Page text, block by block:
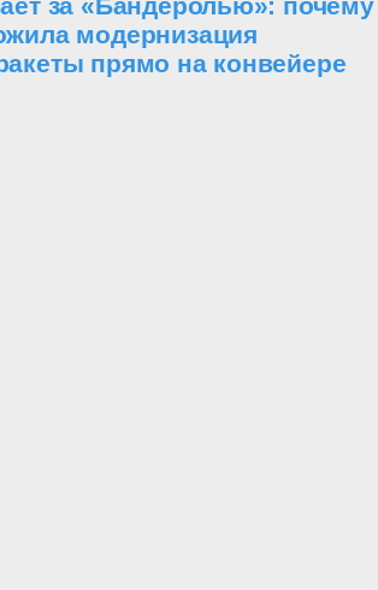
модернизация
прямо на конвейере